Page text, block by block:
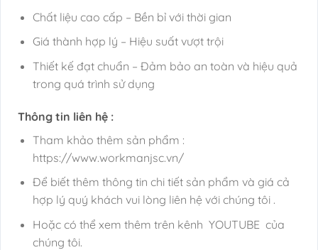
Chất liệu cao cấp – Bền bỉ với thời gian
Giá thành hợp lý – Hiệu suất vượt trội
Thiết kế đạt chuẩn – Đảm bảo an toàn và hiệu quả
trong quá trình sử dụng
Thông tin liên hệ :
Tham khảo thêm sản phẩm :
https://www.workmanjsc.vn/
Để biết thêm thông tin chi tiết sản phẩm và giá cả
hợp lý quý khách vui lòng liên hệ với chúng tôi .
Hoặc có thể xem thêm trên kênh YOUTUBE của
chúng tôi.